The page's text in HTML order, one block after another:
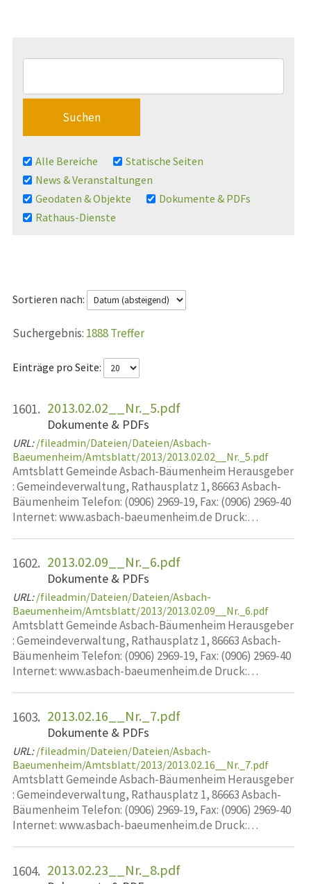
Alle Bereiche
Statische Seiten
News & Veranstaltungen
Geodaten & Objekte
Dokumente & PDFs
Rathaus-Dienste
Sortieren nach:
1888 Treffer
Einträge pro Seite:
1601. 2013.02.02__Nr._5.pdf
Dokumente & PDFs
URL: /fileadmin/Dateien/Dateien/Asbach-
Baeumenheim/Amtsblatt/2013/2013.02.02__Nr._5.pdf
Amtsblatt Gemeinde Asbach-Bäumenheim Herausgeber
: Gemeindeverwaltung, Rathausplatz 1, 86663 Asbach-
Bäumenheim Telefon: (0906) 2969-19, Fax: (0906) 2969-40
Internet: www.asbach-baeumenheim.de Druck:…
1602. 2013.02.09__Nr._6.pdf
Dokumente & PDFs
URL: /fileadmin/Dateien/Dateien/Asbach-
Baeumenheim/Amtsblatt/2013/2013.02.09__Nr._6.pdf
Amtsblatt Gemeinde Asbach-Bäumenheim Herausgeber
: Gemeindeverwaltung, Rathausplatz 1, 86663 Asbach-
Bäumenheim Telefon: (0906) 2969-19, Fax: (0906) 2969-40
Internet: www.asbach-baeumenheim.de Druck:…
1603. 2013.02.16__Nr._7.pdf
Dokumente & PDFs
URL: /fileadmin/Dateien/Dateien/Asbach-
Baeumenheim/Amtsblatt/2013/2013.02.16__Nr._7.pdf
Amtsblatt Gemeinde Asbach-Bäumenheim Herausgeber
: Gemeindeverwaltung, Rathausplatz 1, 86663 Asbach-
Bäumenheim Telefon: (0906) 2969-19, Fax: (0906) 2969-40
Internet: www.asbach-baeumenheim.de Druck:…
1604. 2013.02.23__Nr._8.pdf